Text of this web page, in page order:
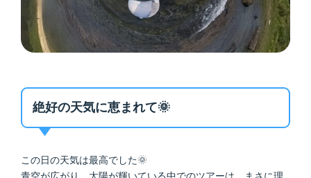
絶好の天気に恵まれて🌞
この日の天気は最高でした🌞